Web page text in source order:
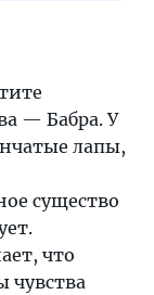
— Бабра. У
лапы,
существо
что
чувства